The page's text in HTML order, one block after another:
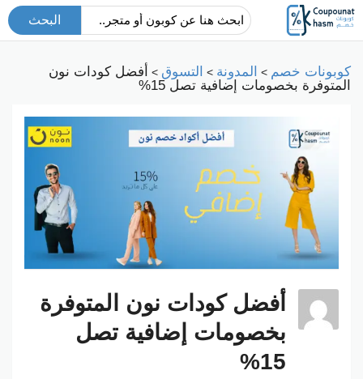
البحث
كوبونات خصم > المدونة > التسوق >
أفضل كودات نون
المتوفرة بخصومات إضافية تصل 15%
أفضل كودات نون المتوفرة
بخصومات إضافية تصل
15%